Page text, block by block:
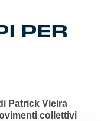
PER
Patrick Vieira
collettivi